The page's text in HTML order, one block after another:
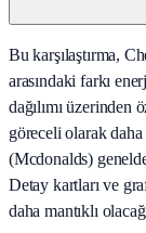
Bu karşılaştırma,
arasındaki farkı
dağılımı üzerinden
göreceli olarak
(Mcdonalds)
Detay kartları ve
daha mantıklı